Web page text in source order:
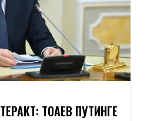
ТОҚАЕВ ПУТИНГЕ